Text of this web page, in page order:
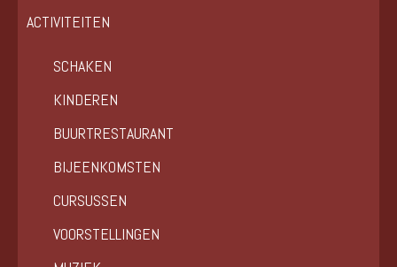
ACTIVITEITEN
SCHAKEN
KINDEREN
BUURTRESTAURANT
BIJEENKOMSTEN
CURSUSSEN
VOORSTELLINGEN